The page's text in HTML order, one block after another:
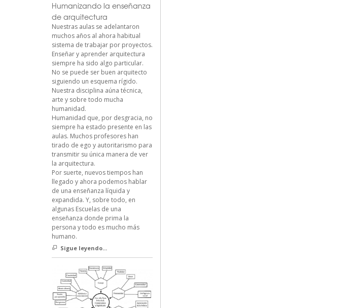
Humanizando la enseñanza
de arquitectura
Nuestras aulas se adelantaron
muchos años al ahora habitual
sistema de trabajar por proyectos.
Enseñar y aprender arquitectura
siempre ha sido algo particular.
No se puede ser buen arquitecto
siguiendo un esquema rígido.
Nuestra disciplina aúna técnica,
arte y sobre todo mucha
humanidad.
Humanidad que, por desgracia, no
siempre ha estado presente en las
aulas. Muchos profesores han
tirado de ego y autoritarismo para
transmitir su única manera de ver
la arquitectura.
Por suerte, nuevos tiempos han
llegado y ahora podemos hablar
de una enseñanza líquida y
expandida. Y, sobre todo, en
algunas Escuelas de una
enseñanza donde prima la
persona y todo es mucho más
humano.
Sigue leyendo...